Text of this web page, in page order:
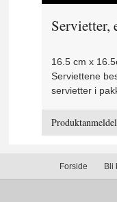
Servietter,
16.5 cm x
Serviettene
servietter i
Forside Bli